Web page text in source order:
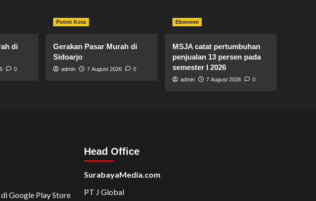
di
0
Potret Kota
Gerakan Pasar Murah di
Sidoarjo
admin 7 August 2026 0
Ekonomi
MSJA catat pertumbuhan
penjualan 13 persen pada
semester I 2026
admin 7 August 2026 0
Google Play Store
Head Office
SurabayaMedia.com
PT J Global